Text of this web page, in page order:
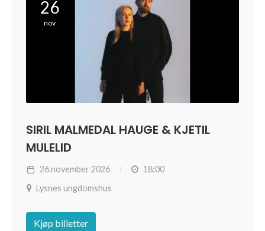
26
nov
SIRIL MALMEDAL HAUGE & KJETIL
MULELID
26.november 2026
18:00
Lysnes ungdomshus
Kjøp billetter